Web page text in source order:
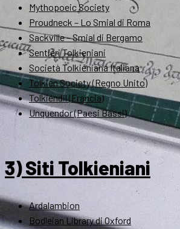
Mythopoeic Society
Proudneck – Lo Smial di Roma
Sackville – Smial di Bergamo
Sentieri Tolkieniani
Società Tolkieniana Italiana
Tolkien Society (Regno Unito)
Tolkiendil (Francia)
Unquendor (Paesi Bassi)
3) Siti Tolkieniani
Ardalambion
Bodleian Library di Oxford